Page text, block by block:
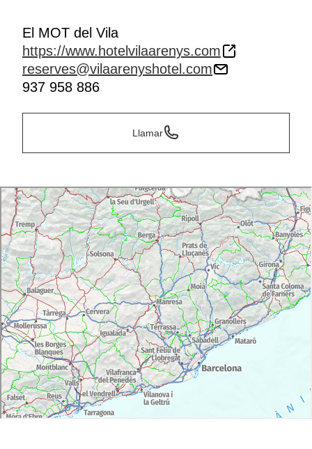
El MOT del Vila
https://www.hotelvilaarenys.com
reserves@vilaarenyshotel.com
937 958 886
Llamar